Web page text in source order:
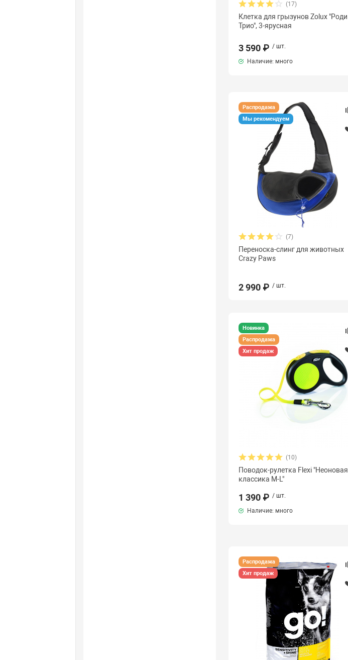
(17)
Клетка для грызунов Zolux "Роди
Трио", 3-ярусная
3 590 ₽ / шт.
Наличие: много
Распродажа
Мы рекомендуем
(7)
Переноска-слинг для животных
Crazy Paws
2 990 ₽ / шт.
Новинка
Распродажа
Хит продаж
(10)
Поводок-рулетка Flexi "Неоновая
классика М-L"
1 390 ₽ / шт.
Наличие: много
Распродажа
Хит продаж